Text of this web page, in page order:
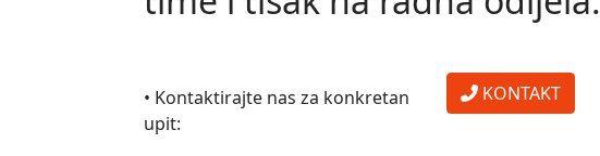
• Kontaktirajte nas za konkretan
upit:
KONTAKT